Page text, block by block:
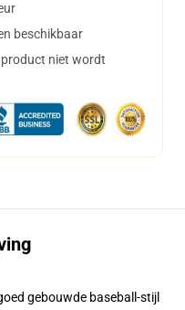
beschikbaar
niet wordt
gebouwde baseball-stijl